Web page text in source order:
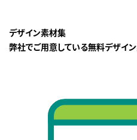
デザイン素材集
弊社でご用意している無料デザイ